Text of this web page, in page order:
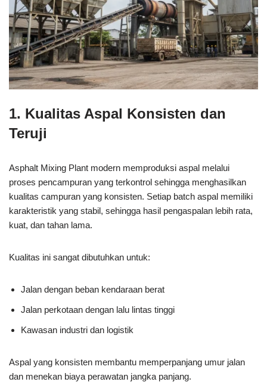
1. Kualitas Aspal Konsisten dan
Teruji
Asphalt Mixing Plant modern memproduksi aspal melalui
proses pencampuran yang terkontrol sehingga menghasilkan
kualitas campuran yang konsisten. Setiap batch aspal memiliki
karakteristik yang stabil, sehingga hasil pengaspalan lebih rata,
kuat, dan tahan lama.
Kualitas ini sangat dibutuhkan untuk:
Jalan dengan beban kendaraan berat
Jalan perkotaan dengan lalu lintas tinggi
Kawasan industri dan logistik
Aspal yang konsisten membantu memperpanjang umur jalan
dan menekan biaya perawatan jangka panjang.